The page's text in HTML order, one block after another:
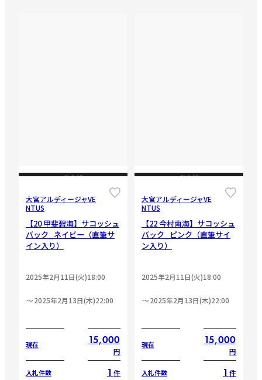
CLOSE
大宮アルディージャVE
NTUS
【20 甲斐碧海】サコッシュ
バック_ネイビー（直筆サ
イン入り）
2025年2月11日(火)18:00
2025年2月13日(木)22:00
現在 15,000
円
入札件数 1 件
CLOSE
大宮アルディージャVE
NTUS
【22 今村南海】サコッシュ
バック_ピンク（直筆サイ
ン入り）
2025年2月11日(火)18:00
2025年2月13日(木)22:00
現在 15,000
円
入札件数 1 件